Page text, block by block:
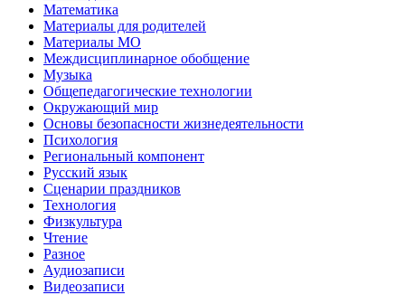
Математика
Материалы для родителей
Материалы МО
Междисциплинарное обобщение
Музыка
Общепедагогические технологии
Окружающий мир
Основы безопасности жизнедеятельности
Психология
Региональный компонент
Русский язык
Сценарии праздников
Технология
Физкультура
Чтение
Разное
Аудиозаписи
Видеозаписи